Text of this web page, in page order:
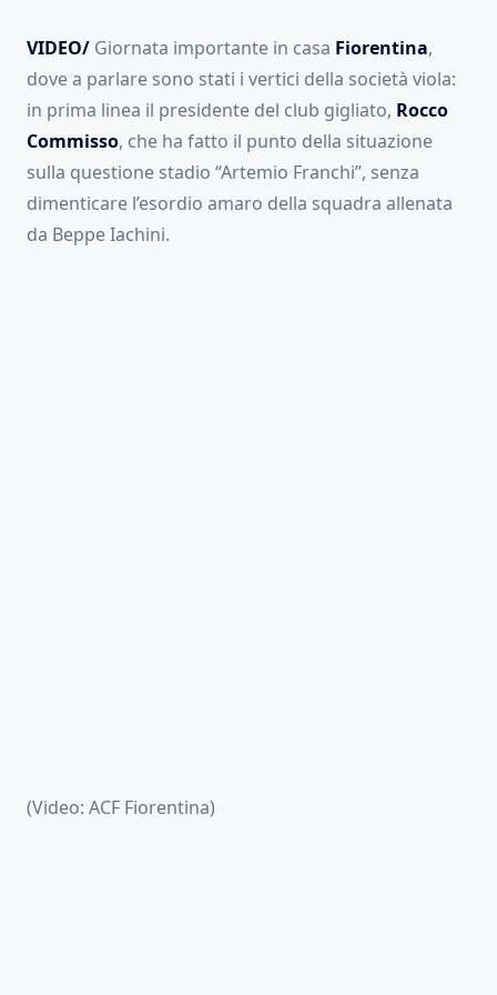
VIDEO/ Giornata importante in casa Fiorentina,
dove a parlare sono stati i vertici della società viola:
in prima linea il presidente del club gigliato, Rocco
Commisso, che ha fatto il punto della situazione
sulla questione stadio “Artemio Franchi”, senza
dimenticare l’esordio amaro della squadra allenata
da Beppe Iachini.
(Video: ACF Fiorentina)